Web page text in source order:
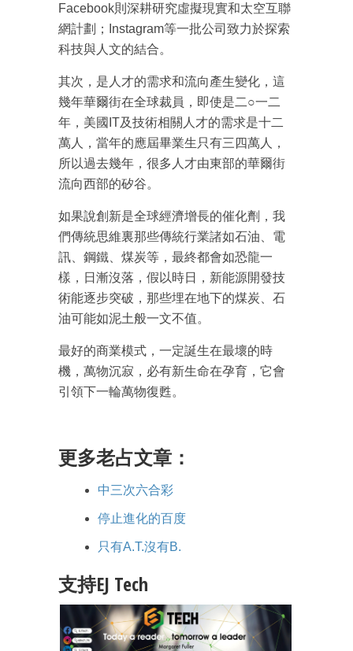
Facebook則深耕研究虛擬現實和太空互聯
網計劃；Instagram等一批公司致力於探索
科技與人文的結合。
其次，是人才的需求和流向產生變化，這
幾年華爾街在全球裁員，即使是二○一二
年，美國IT及技術相關人才的需求是十二
萬人，當年的應屆畢業生只有三四萬人，
所以過去幾年，很多人才由東部的華爾街
流向西部的矽谷。
如果說創新是全球經濟增長的催化劑，我
們傳統思維裏那些傳統行業諸如石油、電
訊、鋼鐵、煤炭等，最終都會如恐龍一
樣，日漸沒落，假以時日，新能源開發技
術能逐步突破，那些埋在地下的煤炭、石
油可能如泥土般一文不值。
最好的商業模式，一定誕生在最壞的時
機，萬物沉寂，必有新生命在孕育，它會
引領下一輪萬物復甦。
更多老占文章：
中三次六合彩
停止進化的百度
只有A.T.沒有B.
支持EJ Tech
箱！